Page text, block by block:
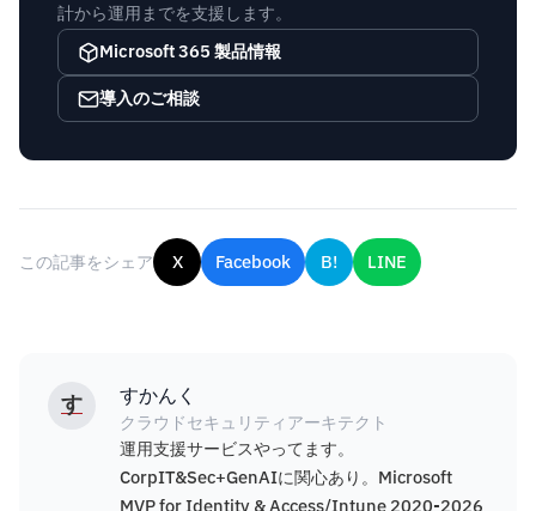
計から運用までを支援します。
Microsoft 365 製品情報
導入のご相談
この記事をシェア X Facebook B! LINE
す すかんく
クラウドセキュリティアーキテクト
運用支援サービスやってます。
CorpIT&Sec+GenAIに関心あり。Microsoft